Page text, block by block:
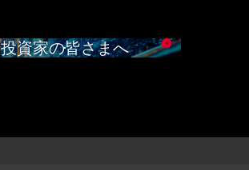
投資家の皆さまへ